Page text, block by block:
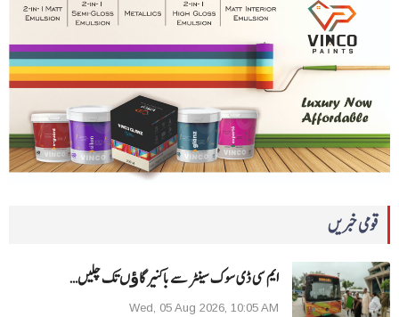
قومی خبریں
ایم سی ڈی سوک سینٹر سے باکنیر گاﺅں تک چلیں…
Wed, 05 Aug 2026, 10:05 AM